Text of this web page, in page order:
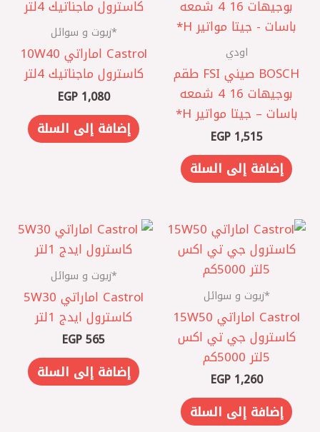
اودي
BOSCH صيني FSI طقم
بوجيهات 16 4 شمعه
باسات – جيتا مواتير H*
EGP1,515
إضافة إلى السلة
*زيوت و سوائل
Castrol اماراتي 10W40
كاسترول ماجناتيك 4لتر
EGP1,080
إضافة إلى السلة
*زيوت و سوائل
Castrol اماراتي 15W50
كاسترول جي تي اكس
5لتر 5000كم
EGP1,260
إضافة إلى السلة
*زيوت و سوائل
Castrol اماراتي 5W30
كاسترول ايدج 1لتر
EGP565
إضافة إلى السلة